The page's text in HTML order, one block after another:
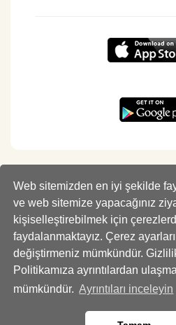
Web sitemizden en iyi şekilde
ve web sitemize yapacağınız
kişiselleştirebilmek için
faydalanmaktayız. Çerez
değiştirmeniz mümkündür.
Politikamıza ayrıntılardan
mümkündür. Ayrıntıları inceleyin